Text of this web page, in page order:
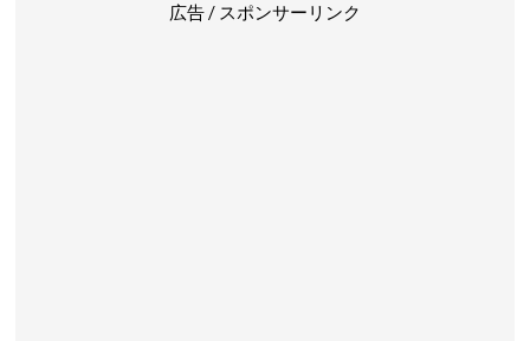
広告 / スポンサーリンク